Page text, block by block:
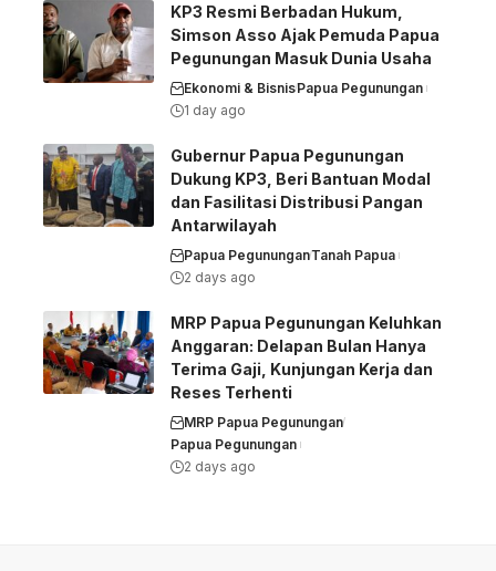
KP3 Resmi Berbadan Hukum,
Simson Asso Ajak Pemuda Papua
Pegunungan Masuk Dunia Usaha
Ekonomi & BisnisPapua Pegunungan
1 day ago
Gubernur Papua Pegunungan
Dukung KP3, Beri Bantuan Modal
dan Fasilitasi Distribusi Pangan
Antarwilayah
Papua PegununganTanah Papua
2 days ago
MRP Papua Pegunungan Keluhkan
Anggaran: Delapan Bulan Hanya
Terima Gaji, Kunjungan Kerja dan
Reses Terhenti
MRP Papua Pegunungan
Papua Pegunungan
2 days ago